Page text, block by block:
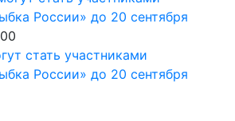
стать участниками
России» до 20 сентября